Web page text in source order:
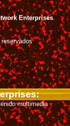
Enterprises.
multimedia